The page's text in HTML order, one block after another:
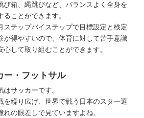
び箱、縄跳びなど、バランスよく全身を
ことができます。
ステップバイステップで目標設定と検定
が得やすいので、体育に対して苦手意識
して取り組むことができます。
・フットサル
サッカーです。
を繰り広げ、世界で戦う日本のスター選
の眼差しで見ていますよね。